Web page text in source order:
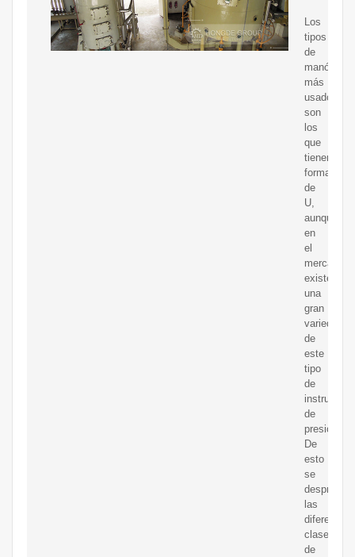
Los
tipos
de
más
usados
son
los
que
tienen
forma
de
U,
aunque
en
el
mercado
existe
una
gran
variedad
de
este
tipo
de
de
presión.
De
esto
se
desprende,
las
diferentes
clases
de